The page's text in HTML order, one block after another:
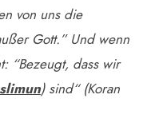
von uns die
Gott.” Und wenn
“Bezeugt, dass wir
) sind“ (Koran